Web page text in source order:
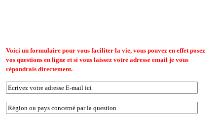
Voici un formulaire pour vous faciliter la vie, vous pouvez en effet posez
vos questions en ligne et si vous laissez votre adresse email je vous
répondrais directement.